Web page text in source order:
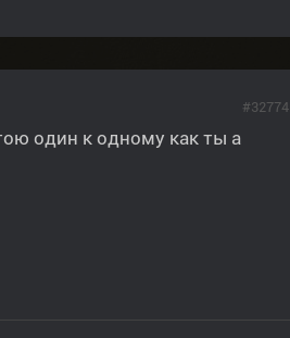
один к одному как ты а
#32774